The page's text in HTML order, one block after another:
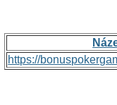
https://